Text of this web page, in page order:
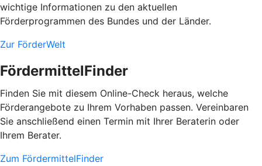
wichtige Informationen zu den aktuellen
Förderprogrammen des Bundes und der Länder.
Zur FörderWelt
FördermittelFinder
Finden Sie mit diesem Online-Check heraus, welche
Förderangebote zu Ihrem Vorhaben passen. Vereinbaren
Sie anschließend einen Termin mit Ihrer Beraterin oder
Ihrem Berater.
Zum FördermittelFinder